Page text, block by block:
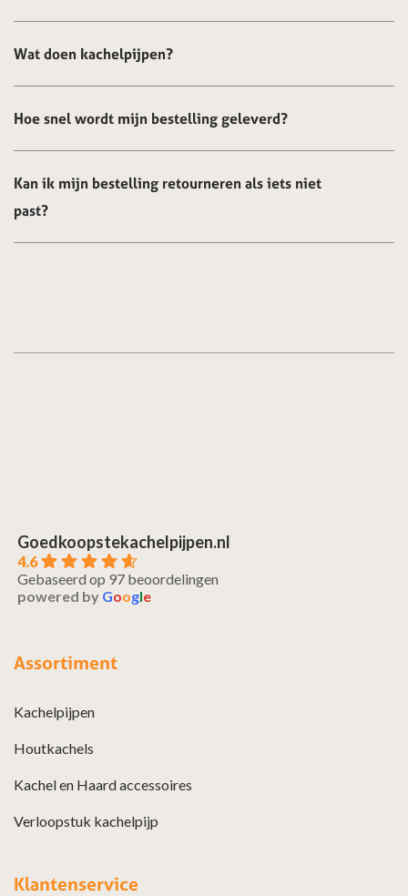
Wat doen kachelpijpen?
Hoe snel wordt mijn bestelling geleverd?
Kan ik mijn bestelling retourneren als iets niet
past?
Goedkoopstekachelpijpen.nl
4.6
Gebaseerd op 97 beoordelingen
powered by Google
Assortiment
Kachelpijpen
Houtkachels
Kachel en Haard accessoires
Verloopstuk kachelpijp
Klantenservice